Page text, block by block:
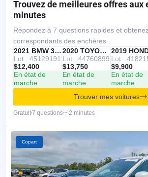
Trouvez de meilleures offresaux
minutes
Répondez à 7 questions rapides et
correspondants des enchères
IAAI
RECOMMANDÉ
2021 BMW 330I
Lot : 45129191
$12,400
En état de
marche
IAAI
2020 TOYOTA RAV4
Lot : 44760899
$13,750
En état de
marche
Copart
Lot :
$9,900
En état de
marche
Trouver mes voitures
Gratuit7 questions~ 2 minutes
Copart